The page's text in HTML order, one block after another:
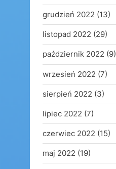
grudzień 2022 (13)
listopad 2022 (29)
październik 2022 (9)
wrzesień 2022 (7)
sierpień 2022 (3)
lipiec 2022 (7)
czerwiec 2022 (15)
maj 2022 (19)